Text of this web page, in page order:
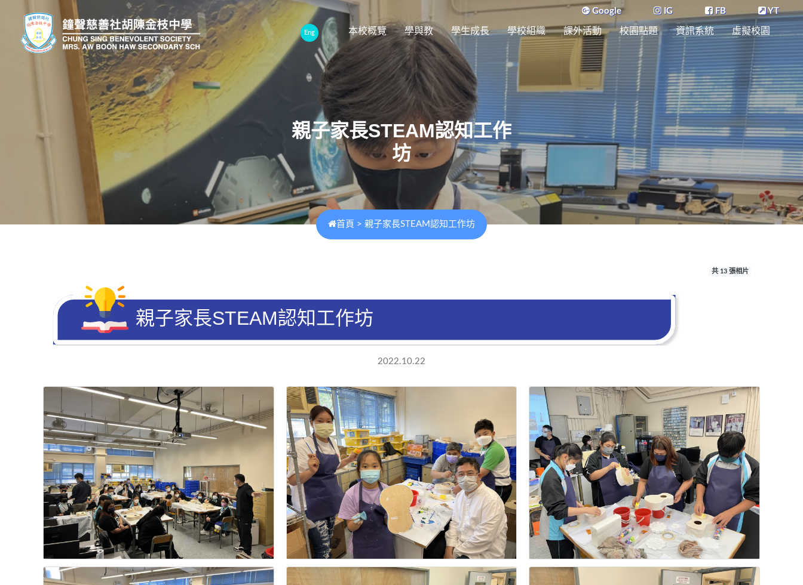
Eng 本校概覽 學與教 學生成長 學校組織 課外活動 校園點題 資訊系統 虛擬校園
Google IG FB YT
親子家長STEAM認知工作
坊
首頁 > 親子家長STEAM認知工作坊
共 13 張相片
親子家長STEAM認知工作坊
2022.10.22